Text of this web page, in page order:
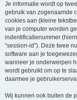
Je informatie wordt op
gebruik van zogenaamde
cookies aan (kleine
van je computer worden
indentificatienummer
“session-id”). Deze twee
software aan je
wanneer je onderwerpen
wordt gebruikt om op te
daarmee je
Wij kunnen ook buiten de